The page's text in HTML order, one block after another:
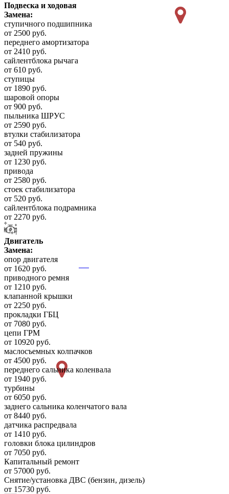
Подвеска и ходовая
Замена:
ступичного подшипника
от 2500 руб.
переднего амортизатора
от 2410 руб.
сайлентблока рычага
от 610 руб.
ступицы
от 1890 руб.
шаровой опоры
от 900 руб.
пыльника ШРУС
от 2590 руб.
втулки стабилизатора
от 540 руб.
задней пружины
от 1230 руб.
привода
от 2580 руб.
стоек стабилизатора
от 520 руб.
сайлентблока подрамника
от 2270 руб.
Двигатель
Замена:
опор двигателя
от 1620 руб.
приводного ремня
от 1210 руб.
клапанной крышки
от 2250 руб.
прокладки ГБЦ
от 7080 руб.
цепи ГРМ
от 10920 руб.
маслосъемных колпачков
от 4500 руб.
переднего сальника коленвала
от 1940 руб.
турбины
от 6050 руб.
заднего сальника коленчатого вала
от 8440 руб.
датчика распредвала
от 1410 руб.
головки блока цилиндров
от 7050 руб.
Капитальный ремонт
от 57000 руб.
Снятие/установка ДВС (бензин, дизель)
от 15730 руб.